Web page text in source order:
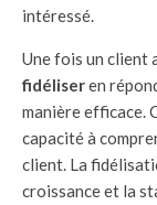
intéressé.
Une fois un client
fidéliseren
manière efficace.
capacité à
client. La
croissance et la